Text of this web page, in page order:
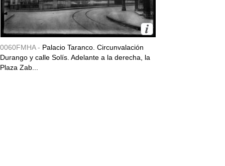
0060FMHA - Palacio Taranco. Circunvalación
Durango y calle Solís. Adelante a la derecha, la
Plaza Zab...